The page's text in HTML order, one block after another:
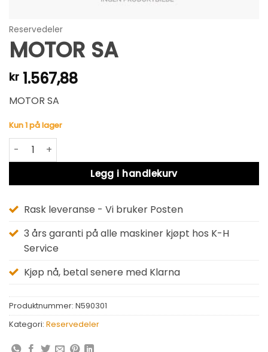
Reservedeler
MOTOR SA
kr 1.567,88
MOTOR SA
Kun 1 på lager
MOTOR SA antall
Legg i handlekurv
Alternative:
Rask leveranse - Vi bruker Posten
3 års garanti på alle maskiner kjøpt hos K-H
Service
Kjøp nå, betal senere med Klarna
Produktnummer: N590301
Kategori: Reservedeler